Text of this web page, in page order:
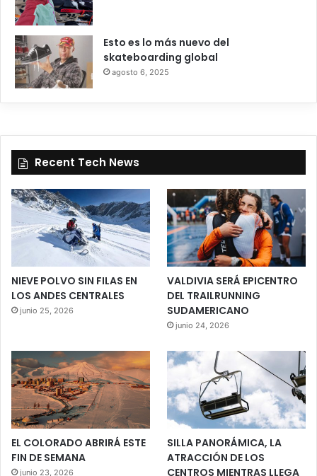
Esto es lo más nuevo del
skateboarding global
agosto 6, 2025
Recent Tech News
NIEVE POLVO SIN FILAS EN
LOS ANDES CENTRALES
junio 25, 2026
VALDIVIA SERÁ EPICENTRO
DEL TRAILRUNNING
SUDAMERICANO
junio 24, 2026
EL COLORADO ABRIRÁ ESTE
FIN DE SEMANA
junio 23, 2026
SILLA PANORÁMICA, LA
ATRACCIÓN DE LOS
CENTROS MIENTRAS LLEGA